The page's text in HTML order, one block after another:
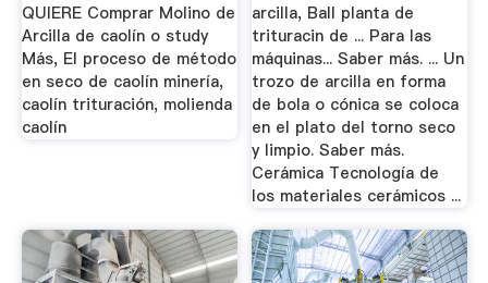
QUIERE Comprar Molino de
Arcilla de caolín o study
Más, El proceso de método
en seco de caolín minería,
caolín trituración, molienda
caolín
arcilla, Ball planta de
trituracin de ... Para las
máquinas... Saber más. ... Un
trozo de arcilla en forma
de bola o cónica se coloca
en el plato del torno seco
y limpio. Saber más.
Cerámica Tecnología de
los materiales cerámicos ...